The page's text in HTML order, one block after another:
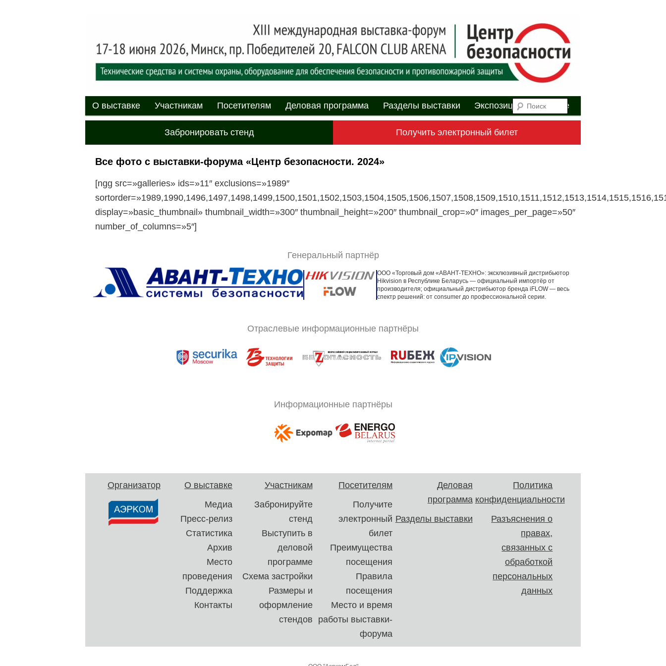
XII международная выставка-форум
«Центр безопасности»
обеспечения безопасности и противопожарной защиты. 4-5 июня 2025, Минск, пр. Победителей,
Поиск
Главное меню
Перейти к основному содержимому
Перейти к дополнительному содержимому
О выставке Участникам Посетителям Деловая программа Разделы выставки Экспозиция Youtube
Забронировать стенд Получить электронный билет
Все фото с выставки-форума «Центр безопасности. 2024»
[ngg src=»galleries» ids=»11″ exclusions=»1989″
display=»basic_thumbnail» thumbnail_width=»300″ thumbnail_height=»200″ thumbnail_crop=»0″ images_per_page=»50″
number_of_columns=»5″]
Генеральный партнёр
ООО «Торговый дом «АВАНТ-ТЕХНО»: эксклюзивный дистрибьютор
Hikvision в Республике Беларусь — официальный импортёр от
производителя; официальный дистрибьютор бренда iFLOW — весь
спектр решений: от consumer до профессиональной серии.
Отраслевые информационные партнёры
Информационные партнёры
Организатор
О выставке
Медиа
Пресс-релиз
Статистика
Архив
Место
проведения
Поддержка
Контакты
Участникам
Забронируйте
стенд
Выступить в
деловой
программе
Схема застройки
Размеры и
оформление
стендов
Посетителям
Получите
электронный
билет
Преимущества
посещения
Правила
посещения
Место и время
работы выставки-
форума
Деловая
программа
Разделы выставки
Политика
конфиденциальности
Разъяснения о
правах,
связанных с
обработкой
персональных
данных